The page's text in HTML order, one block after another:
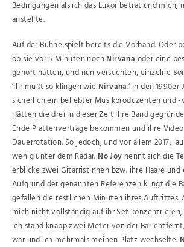
Bedingungen als ich das Luxor betrat und mich,
anstellte.
Auf der Bühne spielt bereits die Vorband. Oder
ob sie vor 5 Minuten nochNirvana oder eine
gehört hätten, und nun versuchten, einzelne
‘Ihr müßt so klingen wie Nirvana.‘ In den 1990er
sicherlich ein beliebter Musikproduzenten und -
Hätten die drei in dieser Zeit ihre Band
Ende Plattenverträge bekommen und ihre
Dauerrotation. So jedoch, und vor allem 2017,
wenig unter dem Radar. No Joy nennt sich die
erblicke zwei Gitarristinnen bzw. ihre Haare und
Aufgrund der genannten Referenzen klingt die
gefallen die restlichen Minuten ihres Auftrittes.
mich nicht vollständig auf ihr Set
ich stand knapp zwei Meter von der Bar
war und ich mehrmals meinen Platz wechselte.